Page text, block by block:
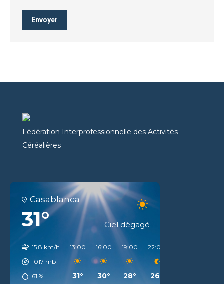
Envoyer
Fédération Interprofessionnelle des Activités
Céréalières
Casablanca
31° Ciel dégagé
15.8 km/h
1017 mb
61 %
13:00
31°
16:00
30°
19:00
28°
22:00
26°